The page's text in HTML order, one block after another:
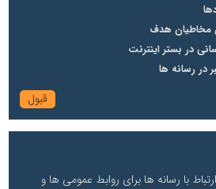
مخاطیان هدف
در بستر اینترنت
رسانه ها
با رسانه ها برای روابط عمومی ها و